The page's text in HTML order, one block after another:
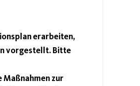
erarbeiten,
vorgestellt. Bitte
Maßnahmen zur